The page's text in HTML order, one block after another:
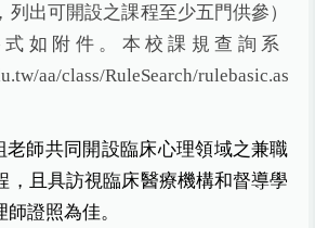
列出可開設之課程至少五門供參）
式如附件。本校課規查詢系
aa/class/RuleSearch/rulebasic.as
老師共同開設臨床心理領域之兼職
，且具訪視臨床醫療機構和督導學
證照為佳。